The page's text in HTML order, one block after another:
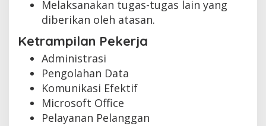
Melaksanakan tugas-tugas lain yang
diberikan oleh atasan.
Ketrampilan Pekerja
Administrasi
Pengolahan Data
Komunikasi Efektif
Microsoft Office
Pelayanan Pelanggan